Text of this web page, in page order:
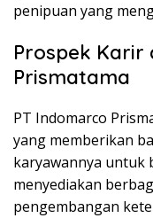
penipuan yang
Prospek Karir
Prismatama
PT Indomarco
yang memberikan
karyawannya untuk
menyediakan
pengembangan